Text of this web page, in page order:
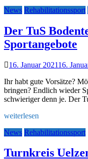
News Rehabilitationssport
Der TuS
Sportangebote
16. Januar 202116.
Ihr habt gute Vorsätze?
bringen? Endlich wieder
schwieriger denn je. Der
weiterlesen
News Rehabilitationssport
Turnkreis